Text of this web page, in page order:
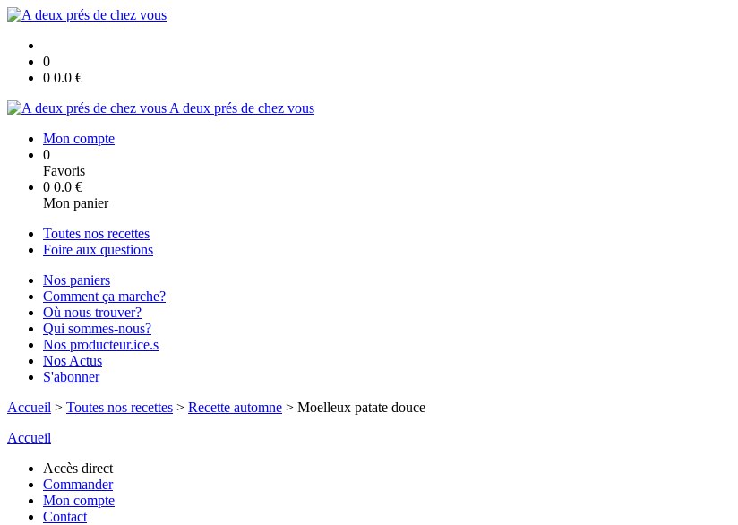
0
0 0.0 €
A deux prés de chez vous
Mon compte
0
Favoris
0 0.0 €
Mon panier
Toutes nos recettes
Foire aux questions
Nos paniers
Comment ça marche?
Où nous trouver?
Qui sommes-nous?
Nos producteur.ice.s
Nos Actus
S'abonner
Accueil > Toutes nos recettes > Recette automne > Moelleux patate douce
Accueil
Accès direct
Commander
Mon compte
Contact